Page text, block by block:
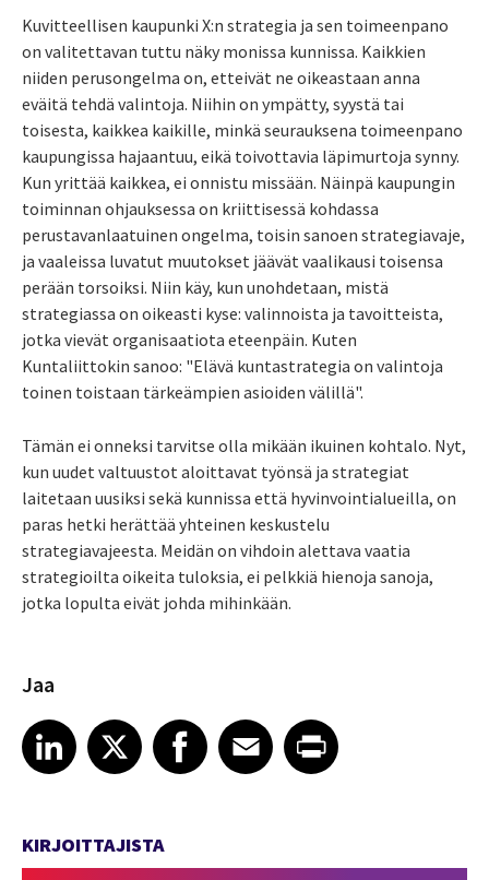
Kuvitteellisen kaupunki X:n strategia ja sen toimeenpano
on valitettavan tuttu näky monissa kunnissa. Kaikkien
niiden perusongelma on, etteivät ne oikeastaan anna
eväitä tehdä valintoja. Niihin on ympätty, syystä tai
toisesta, kaikkea kaikille, minkä seurauksena toimeenpano
kaupungissa hajaantuu, eikä toivottavia läpimurtoja synny.
Kun yrittää kaikkea, ei onnistu missään. Näinpä kaupungin
toiminnan ohjauksessa on kriittisessä kohdassa
perustavanlaatuinen ongelma, toisin sanoen strategiavaje,
ja vaaleissa luvatut muutokset jäävät vaalikausi toisensa
perään torsoiksi. Niin käy, kun unohdetaan, mistä
strategiassa on oikeasti kyse: valinnoista ja tavoitteista,
jotka vievät organisaatiota eteenpäin. Kuten
Kuntaliittokin sanoo: "Elävä kuntastrategia on valintoja
toinen toistaan tärkeämpien asioiden välillä".
Tämän ei onneksi tarvitse olla mikään ikuinen kohtalo. Nyt,
kun uudet valtuustot aloittavat työnsä ja strategiat
laitetaan uusiksi sekä kunnissa että hyvinvointialueilla, on
paras hetki herättää yhteinen keskustelu
strategiavajeesta. Meidän on vihdoin alettava vaatia
strategioilta oikeita tuloksia, ei pelkkiä hienoja sanoja,
jotka lopulta eivät johda mihinkään.
Jaa
Share article on LinkedIn
LinkedIn
Share article on XShare article on Facebook
Facebook
Share article on Email
EmailShare article on Print
KIRJOITTAJISTA